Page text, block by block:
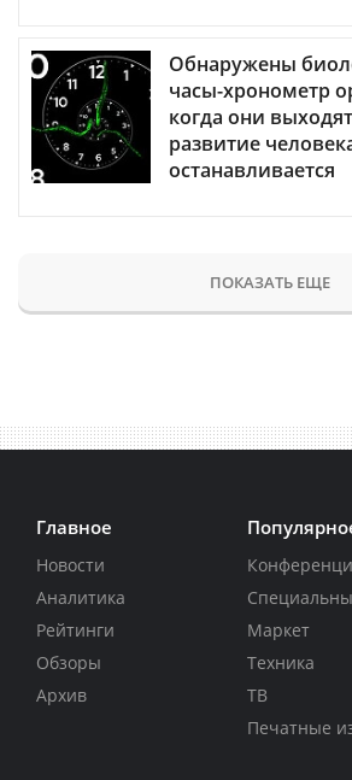
Обнаружены
часы-хронометр
когда они
развитие
останавливается
ПОКАЗАТЬ ЕЩЕ
Главное
Новости
Аналитика
Рейтинги
Обзоры
Архив
Маркет
Техника
ТВ
Печатные